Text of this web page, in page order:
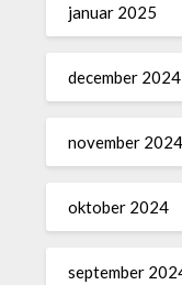
januar 2025
december 2024
november 2024
oktober 2024
september